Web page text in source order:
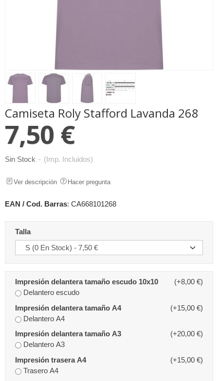
Camiseta Roly Stafford Lavanda 268
7,50 €
Sin Stock - (Imp. Incluidos)
Ver descripción Hacer pregunta
EAN / Cod. Barras: CA668101268
Talla
Impresión delantera tamaño escudo 10x10
(+8,00 €)
Delantero escudo
Impresión delantera tamaño A4
(+15,00 €)
Delantero A4
Impresión delantera tamaño A3
(+20,00 €)
Delantero A3
Impresión trasera A4
(+15,00 €)
Trasero A4